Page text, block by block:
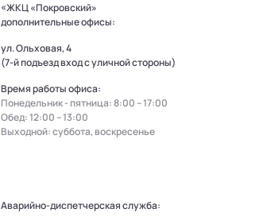
«ЖКЦ «Покровский»
дополнительные офисы:
ул. Ольховая, 4
(7-й подъезд вход с уличной стороны)
Время работы офиса:
Понедельник - пятница: 8:00 – 17:00
Обед: 12:00 – 13:00
Выходной: суббота, воскресенье
Аварийно-диспетчерская служба: